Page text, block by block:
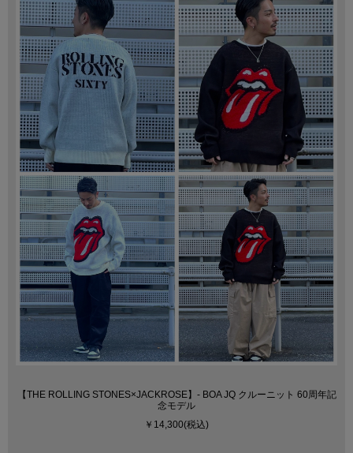
【THE ROLLING STONES×JACKROSE】- BOA JQ クルーニット 60周年記
念モデル
￥14,300(税込)